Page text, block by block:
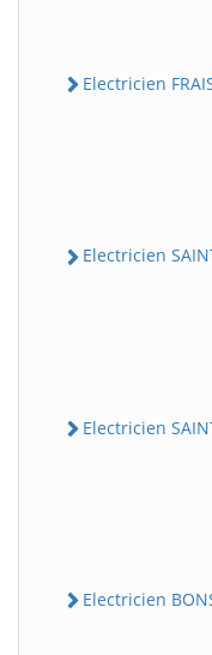
Electricien
Electricien
Electricien
Electricien